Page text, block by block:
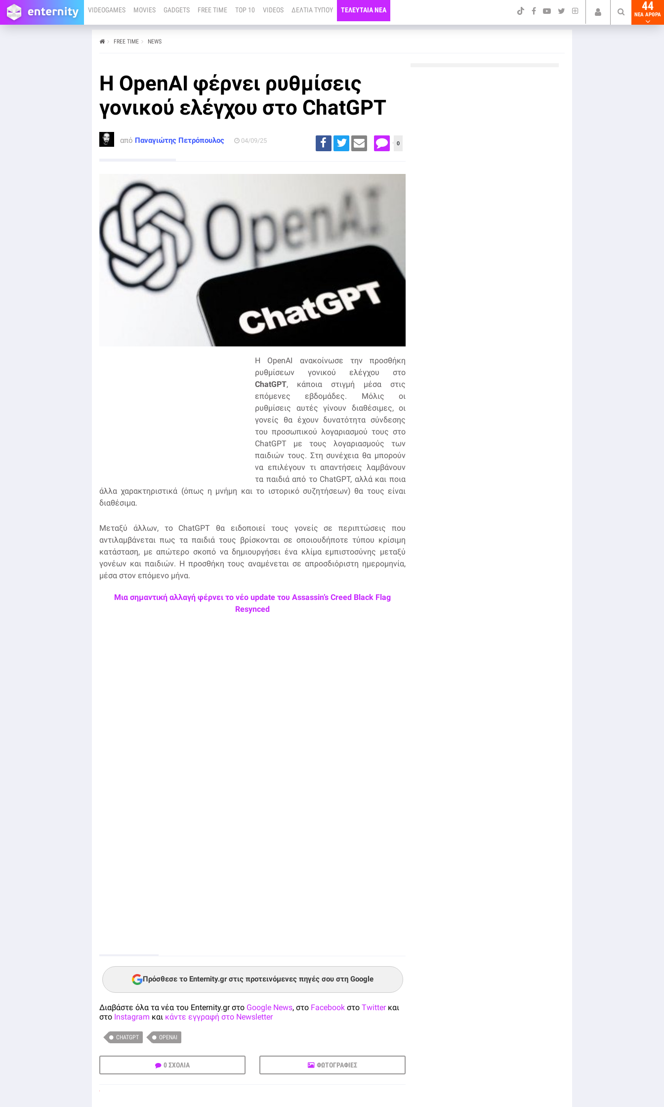
VIDEOGAMES MOVIES GADGETS FREE TIME TOP 10 VIDEOS ΔΕΛΤΙΑ ΤΥΠΟΥ ΤΕΛΕΥΤΑΙΑ ΝΕΑ 44
NEA ΑΡΘΡΑ
FREE TIME NEWS
Η OpenAI φέρνει ρυθμίσεις
γονικού ελέγχου στο ChatGPT
από Παναγιώτης Πετρόπουλος 04/09/25 0
Η OpenAI ανακοίνωσε την προσθήκη
ρυθμίσεων γονικού ελέγχου στο
ChatGPT, κάποια στιγμή μέσα στις
επόμενες εβδομάδες. Μόλις οι
ρυθμίσεις αυτές γίνουν διαθέσιμες, οι
γονείς θα έχουν δυνατότητα σύνδεσης
του προσωπικού λογαριασμού τους στο
ChatGPT με τους λογαριασμούς των
παιδιών τους. Στη συνέχεια θα μπορούν
να επιλέγουν τι απαντήσεις λαμβάνουν
τα παιδιά από το ChatGPT, αλλά και ποια
άλλα χαρακτηριστικά (όπως η μνήμη και το ιστορικό συζητήσεων) θα τους είναι
διαθέσιμα.
Μεταξύ άλλων, το ChatGPT θα ειδοποιεί τους γονείς σε περιπτώσεις που
αντιλαμβάνεται πως τα παιδιά τους βρίσκονται σε οποιουδήποτε τύπου κρίσιμη
κατάσταση, με απώτερο σκοπό να δημιουργήσει ένα κλίμα εμπιστοσύνης μεταξύ
γονέων και παιδιών. Η προσθήκη τους αναμένεται σε απροσδιόριστη ημερομηνία,
μέσα στον επόμενο μήνα.
Μια σημαντική αλλαγή φέρνει το νέο update του Assassin’s Creed Black Flag
Resynced
Πρόσθεσε το Enternity.gr στις προτεινόμενες πηγές σου στη Google
Διαβάστε όλα τα νέα του Enternity.gr στο Google News, στο Facebook στο Twitterκαι
στο Instagram και κάντε εγγραφή στο Newsletter
CHATGPT OPENAI
0 ΣΧΟΛΙΑ ΦΩΤΟΓΡΑΦΙΕΣ
Παναγιώτης Πετρόπουλος
Η OpenAI ανακοίνωσε την προσθήκη ρυθμίσεων